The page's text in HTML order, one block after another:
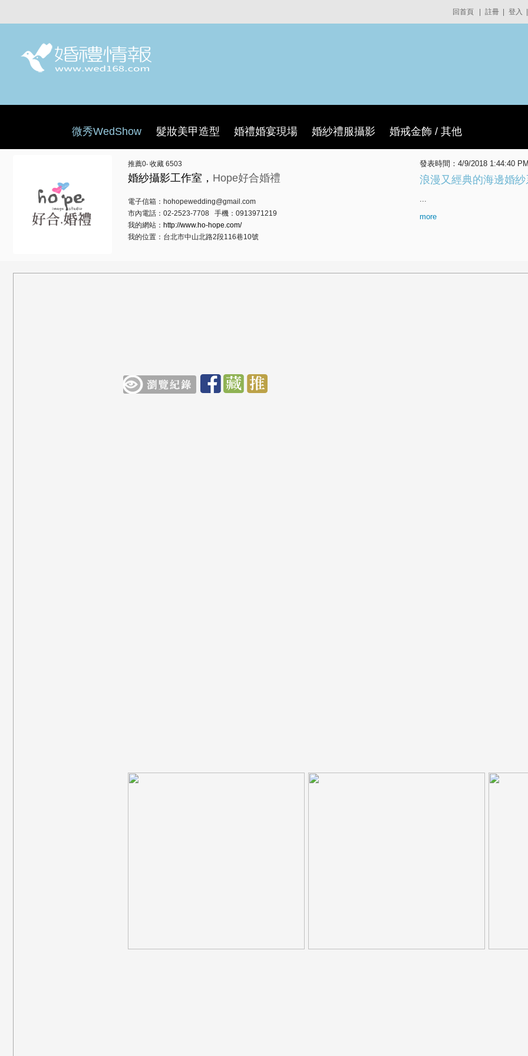
回首頁 註冊 登入
微秀WedShow 髮妝美甲造型 婚禮婚宴現場 婚紗禮服攝影 婚戒金飾 / 其他
推薦0‧ 收藏 6503
婚紗攝影工作室， Hope好合婚禮
電子信箱：hohopewedding@gmail.com
市內電話：02-2523-7708 手機：0913971219
我的網站： http://www.ho-hope.com/
我的位置：台北市中山北路2段116巷10號
發表時間：4/9/2018 1:44:40
浪漫又經典的海邊婚紗
...
more